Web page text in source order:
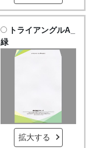
トライアングルA_
緑
拡大する